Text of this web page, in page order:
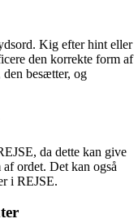
Kig efter hint eller
den korrekte form af
den besætter, og
da dette kan give
ordet. Det kan også
i REJSE.